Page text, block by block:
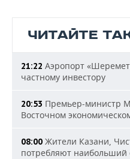
ЧИТАЙТЕ
21:22 Аэропорт
частному инвестору
20:53 Премьер-министр
Восточном
08:00 Жители Казани,
потребляют наибольший